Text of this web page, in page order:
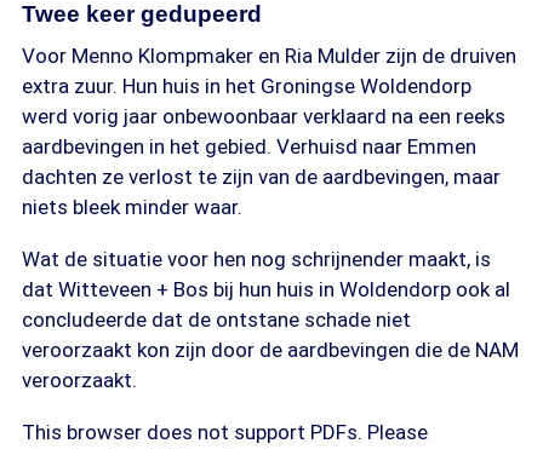
Twee keer gedupeerd
Voor Menno Klompmaker en Ria Mulder zijn de druiven
extra zuur. Hun huis in het Groningse Woldendorp
werd vorig jaar onbewoonbaar verklaard na een reeks
aardbevingen in het gebied. Verhuisd naar Emmen
dachten ze verlost te zijn van de aardbevingen, maar
niets bleek minder waar.
Wat de situatie voor hen nog schrijnender maakt, is
dat Witteveen + Bos bij hun huis in Woldendorp ook al
concludeerde dat de ontstane schade niet
veroorzaakt kon zijn door de aardbevingen die de NAM
veroorzaakt.
This browser does not support PDFs. Please